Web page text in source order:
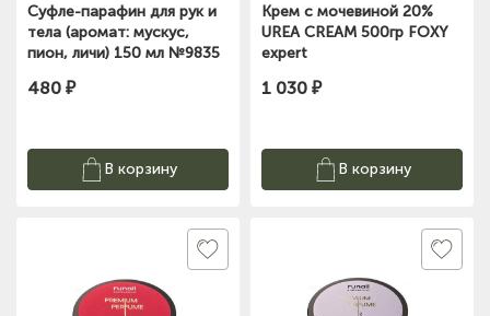
Суфле-парафин для рук и
тела (аромат: мускус,
пион, личи) 150 мл №9835
480 ₽
В корзину
Крем с мочевиной 20%
UREA CREAM 500гр FOXY
expert
1 030 ₽
В корзину